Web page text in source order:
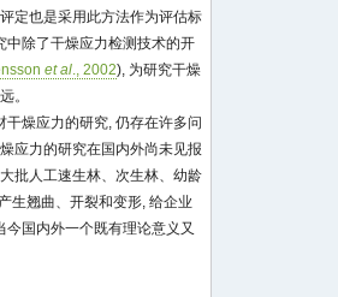
定也是采用此方法作为评估标
中除了干燥应力检测技术的开
et al., 2002), 为研究干燥
。
干燥应力的研究, 仍存在许多问
应力的研究在国内外尚未见报
批人工速生林、次生林、幼龄
生翘曲、开裂和变形, 给企业
国内外一个既有理论意义又